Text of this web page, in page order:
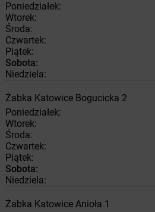
Poniedziałek:
Wtorek:
Środa:
Czwartek:
Piątek:
Sobota:
Niedziela:
Żabka Katowice Bogucicka 2
Poniedziałek:
Wtorek:
Środa:
Czwartek:
Piątek:
Sobota:
Niedziela:
Żabka Katowice Anioła 1